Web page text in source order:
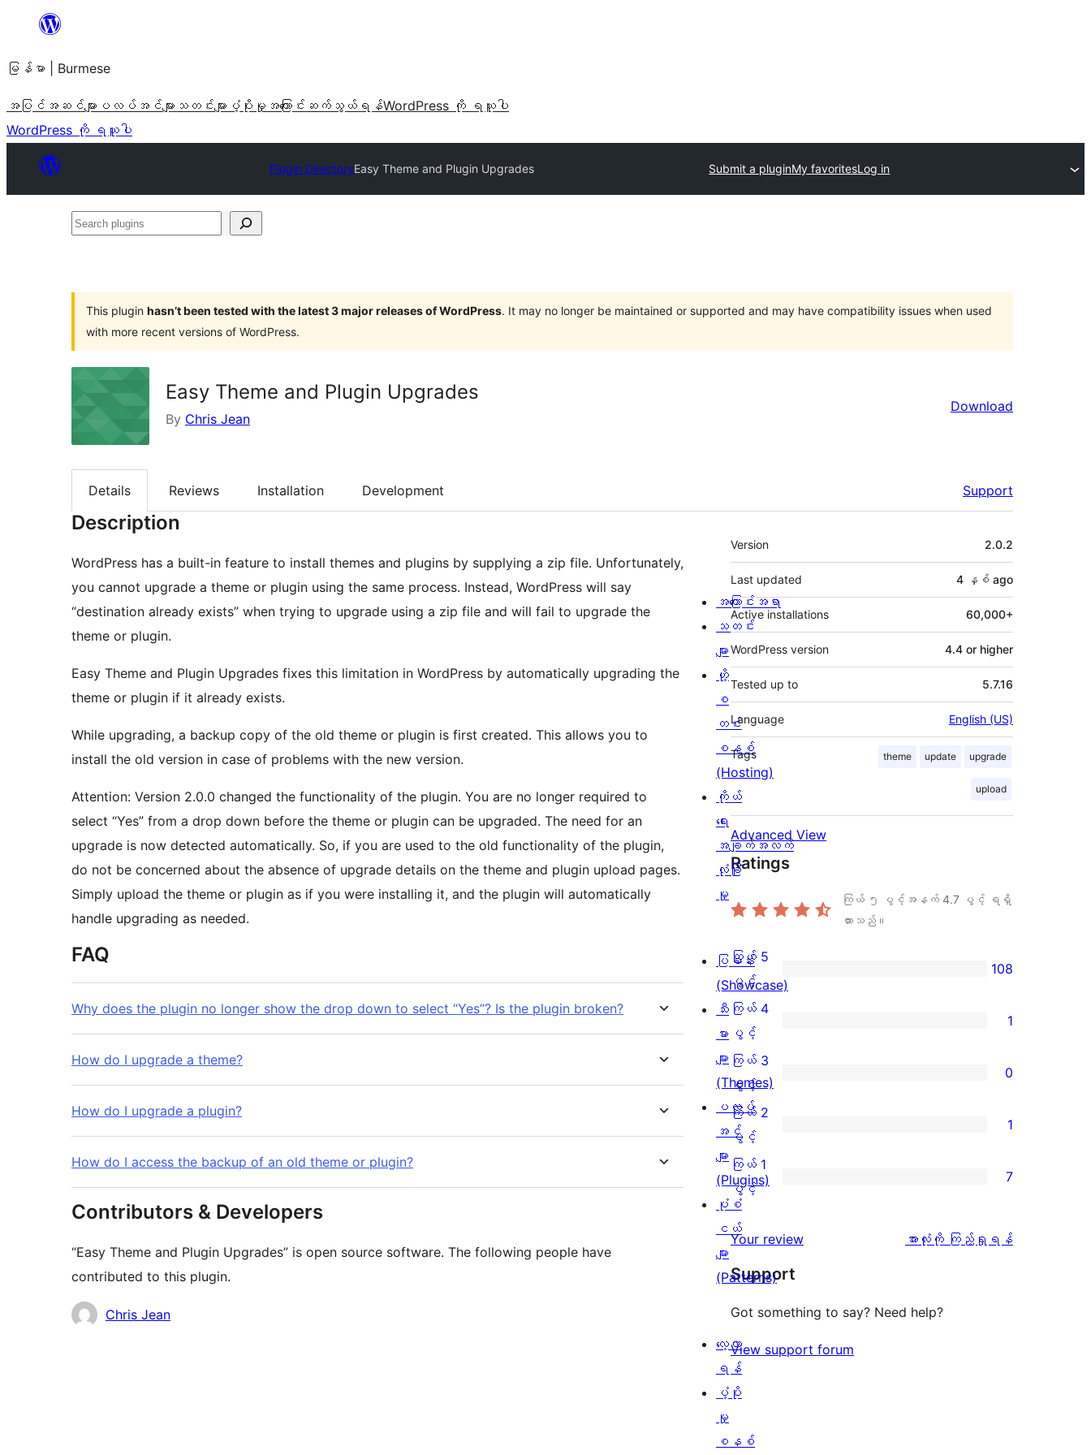
အကြောင်းအရာ
ကျော်သွား
ရန်
မြန်မာ | Burmese
အပြင်အဆင်များ ပလပ်အင်များ သတင်းများ ပံ့ပိုးမှု အကြောင်း ဆက်သွယ်ရန်WordPress ကို ရယူပါ
WordPress ကို ရယူပါ
Plugin DirectoryEasy Theme and Plugin Upgrades Submit a pluginMy favoritesLog in
Search
This plugin hasn’t been tested with the latest 3 major releases of WordPress. It may no longer be maintained or supported and may have compatibility issues when used
with more recent versions of WordPress.
Easy Theme and Plugin Upgrades
By Chris Jean
Download
Details Reviews Installation Development Support
Description
WordPress has a built-in feature to install themes and plugins by supplying a zip file. Unfortunately,
you cannot upgrade a theme or plugin using the same process. Instead, WordPress will say
“destination already exists” when trying to upgrade using a zip file and will fail to upgrade the
theme or plugin.
Easy Theme and Plugin Upgrades fixes this limitation in WordPress by automatically upgrading the
theme or plugin if it already exists.
While upgrading, a backup copy of the old theme or plugin is first created. This allows you to
install the old version in case of problems with the new version.
Attention: Version 2.0.0 changed the functionality of the plugin. You are no longer required to
select “Yes” from a drop down before the theme or plugin can be upgraded. The need for an
upgrade is now detected automatically. So, if you are used to the old functionality of the plugin,
do not be concerned about the absence of upgrade details on the theme and plugin upload pages.
Simply upload the theme or plugin as if you were installing it, and the plugin will automatically
handle upgrading as needed.
FAQ
Why does the plugin no longer show the drop down to select “Yes”? Is the plugin broken?
How do I upgrade a theme?
How do I upgrade a plugin?
How do I access the backup of an old theme or plugin?
Contributors & Developers
“Easy Theme and Plugin Upgrades” is open source software. The following people have
contributed to this plugin.
Contributors
Chris Jean
Meta
Version 2.0.2
Last updated 4 နှစ် ago
Active installations 60,000+
WordPress version 4.4 or higher
Tested up to 5.7.16
Language English (US)
Tags theme update upgrade
upload
Advanced View
Ratings
ကြယ် ၅ ပွင့်အနက် 4.7 ပွင့် ရရှိ
ထားသည်။
ကြယ်
5
ပွင့်
အဆင့်
သုံးသပ်
ချက်
108
ကြယ် 5
ပွင့်
108
ကြယ်
4
ပွင့်
အဆင့်
သုံးသပ်
1
စောင်
ကြယ် 4
ပွင့်
1
ကြယ်
3
ပွင့်
အဆင့်
သုံးသပ်
ချက်
0
ကြယ် 3
ပွင့်
0
ကြယ်
2
ပွင့်
အဆင့်
သုံးသပ်
1
စောင်
ကြယ် 2
ပွင့်
1
ကြယ်
1
ပွင့်
သုံးသပ်
ချက်
စောင်
ကြယ် 1
ပွင့်
7
Your review
သုံးသပ်
အားလုံးကို ကြည့်ရှုရန်
Support
Got something to say? Need help?
View support forum
အကြောင်းအရာ
သတင်း
များ
ဟို့
စ
တင်း
စနစ်
(Hosting)
ကိုယ်
ရေး
အချက်အလက်
လုံခြုံ
မှု
ပြခန်း
(Showcase)
သီး
မား
များ
(Themes)
ပလပ်
အင်
များ
(Plugins)
ပုံစံ
ငယ်
များ
(Patterns)
လေ့လာ
ရန်
ပံ့ပိုး
မှု
စနစ်